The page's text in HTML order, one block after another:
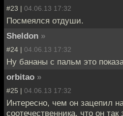
#23 | 04.06.13 17:32
Посмеялся отдуши.
Sheldon »
#24 | 04.06.13 17:32
Ну бананы с пальм это
orbitao »
#25 | 04.06.13 17:32
Интересно, чем он зацепил
соотечественника, что он